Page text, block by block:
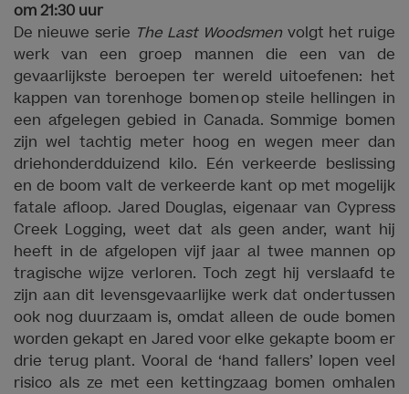
om 21:30 uur
De nieuwe serie The Last Woodsmen volgt het ruige
werk van een groep mannen die een van de
gevaarlijkste beroepen ter wereld uitoefenen: het
kappen van torenhoge bomen op steile hellingen in
een afgelegen gebied in Canada. Sommige bomen
zijn wel tachtig meter hoog en wegen meer dan
driehonderdduizend kilo. Eén verkeerde beslissing
en de boom valt de verkeerde kant op met mogelijk
fatale afloop. Jared Douglas, eigenaar van Cypress
Creek Logging, weet dat als geen ander, want hij
heeft in de afgelopen vijf jaar al twee mannen op
tragische wijze verloren. Toch zegt hij verslaafd te
zijn aan dit levensgevaarlijke werk dat ondertussen
ook nog duurzaam is, omdat alleen de oude bomen
worden gekapt en Jared voor elke gekapte boom er
drie terug plant. Vooral de ‘hand fallers’ lopen veel
risico als ze met een kettingzaag bomen omhalen